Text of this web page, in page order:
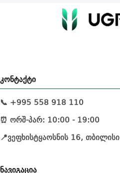
კონტაქტი
📞 +995 558 918 110
⏰ ორშ-პარ: 10:00 - 19:00
📍ვეფხისტყაოსნის 16, თბილისი
ნავიგაცია